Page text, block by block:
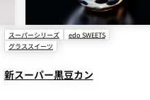
スーパーシリーズ
edo SWEETS
グラススイーツ
新スーパー黒豆カン